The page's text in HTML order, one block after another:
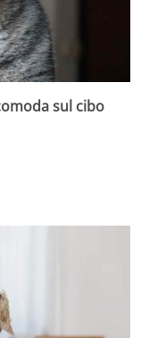
sul cibo